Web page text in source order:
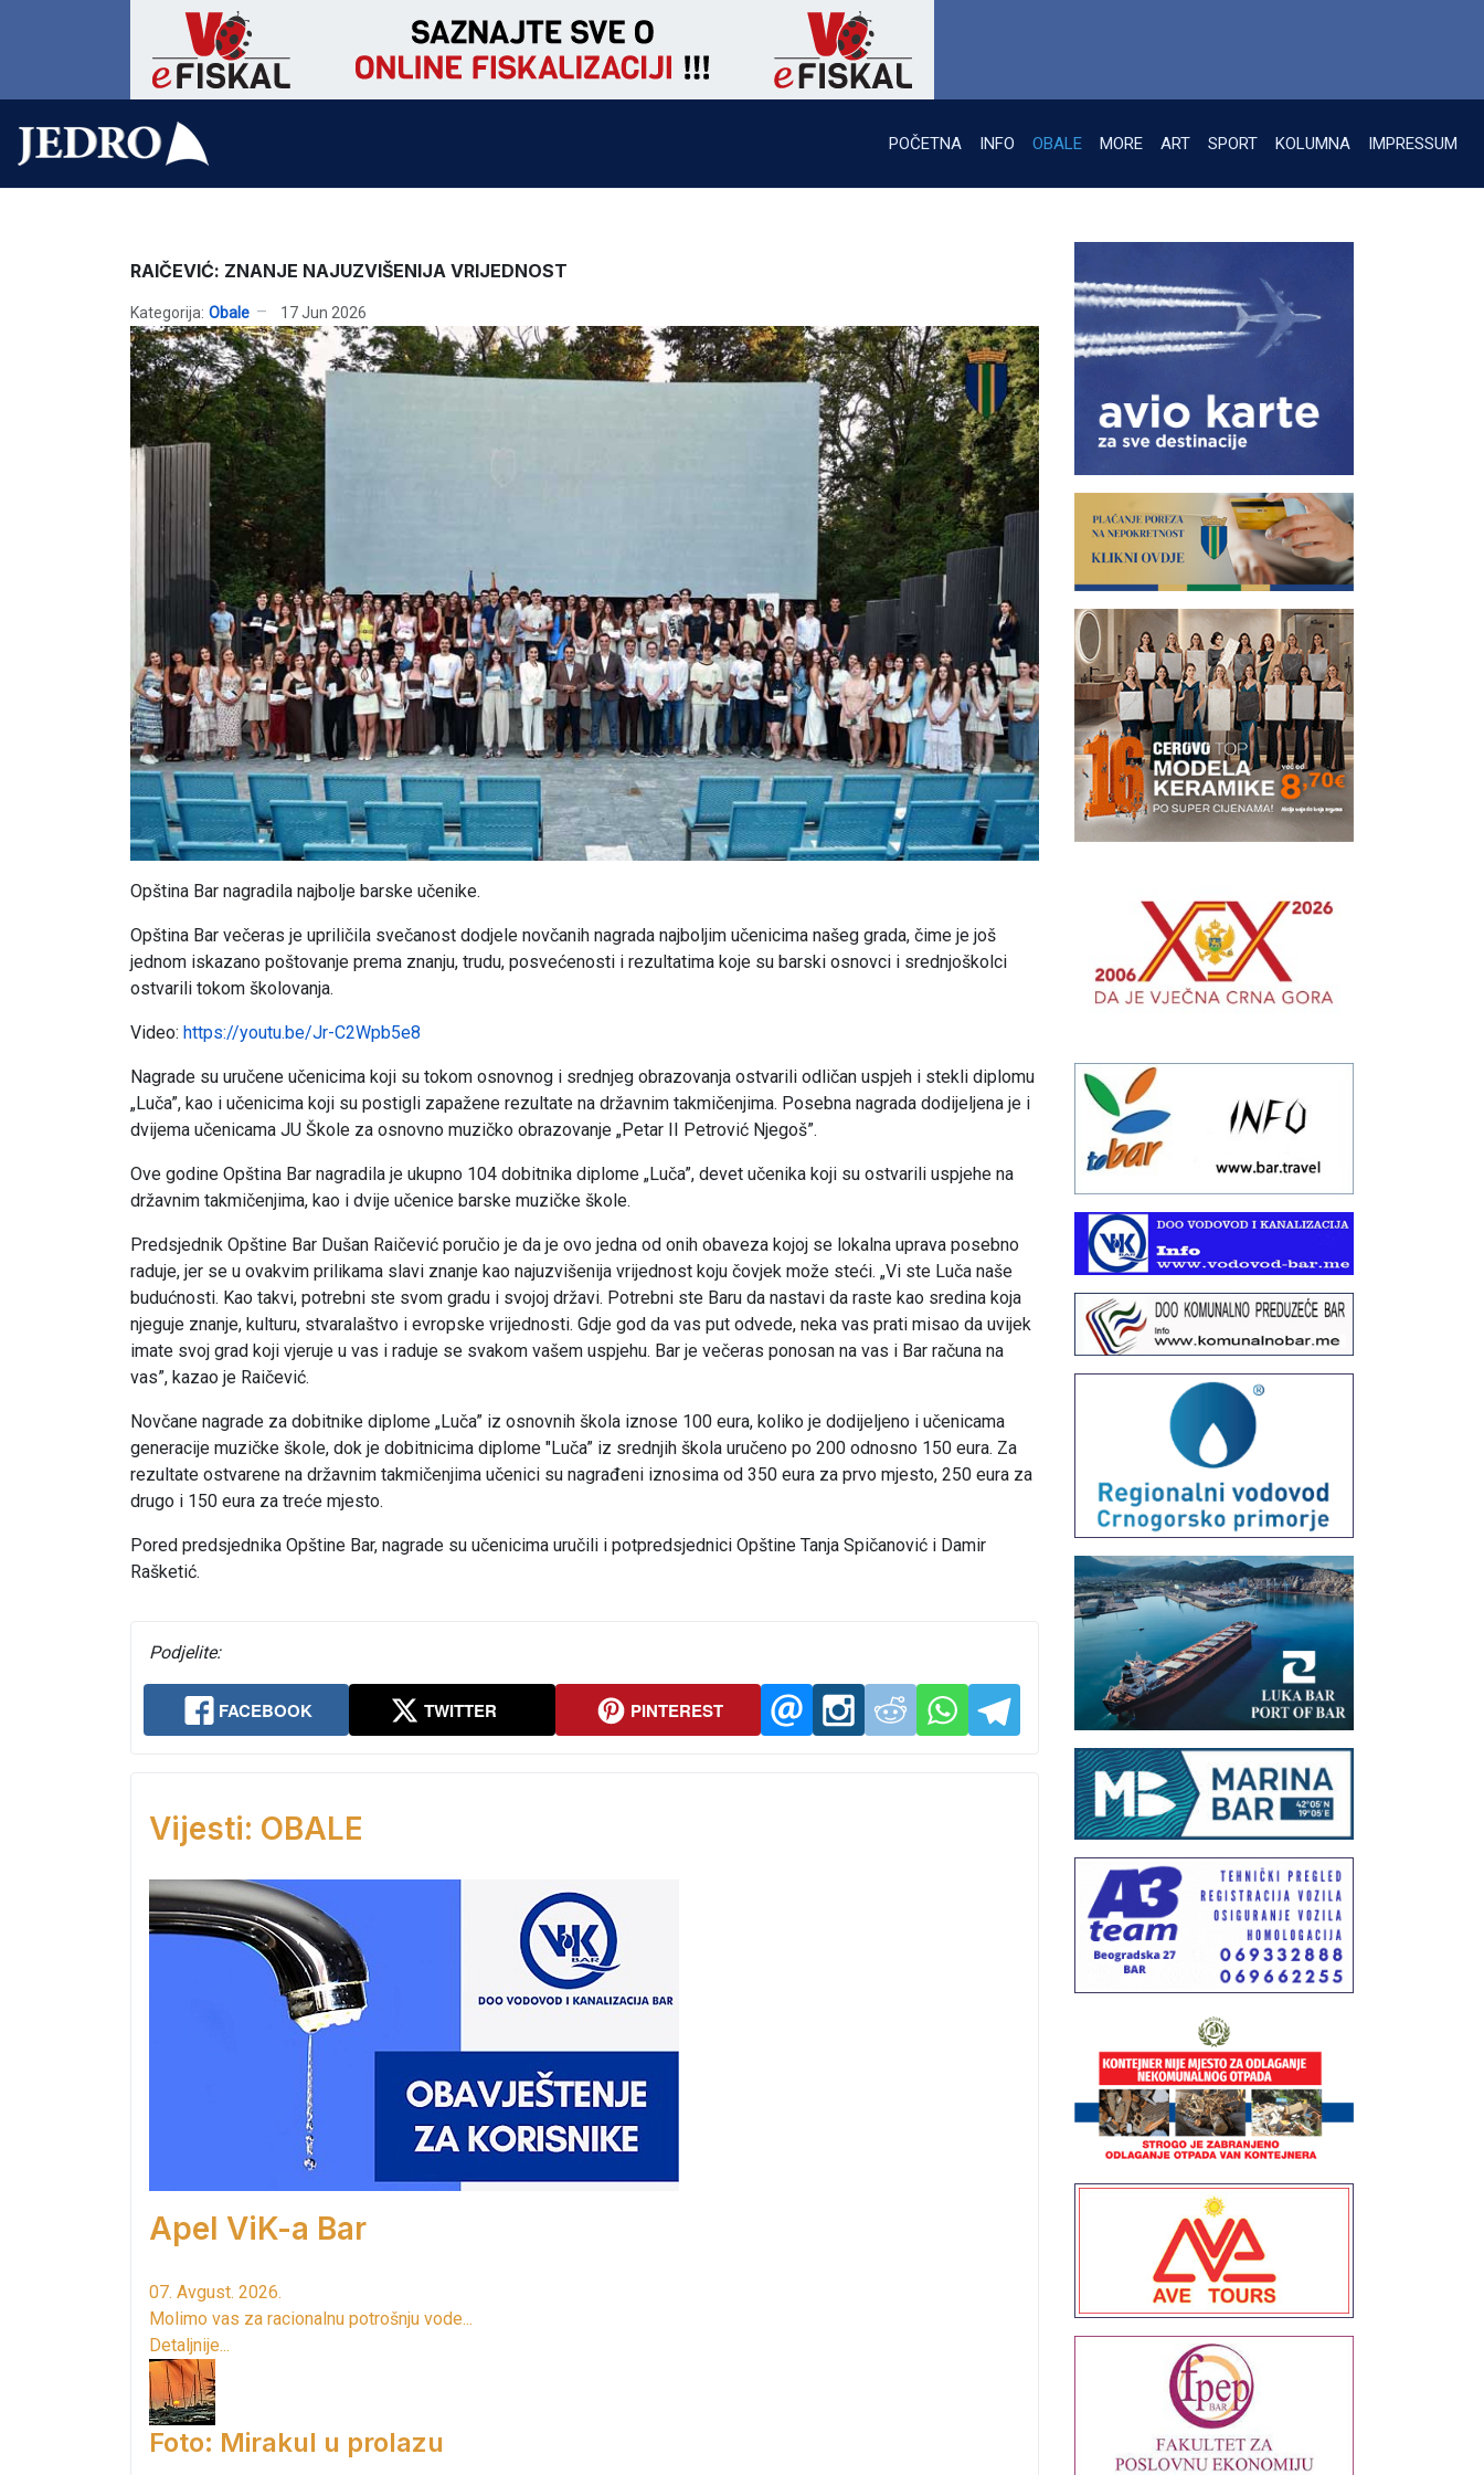
POČETNA INFO OBALE MORE ART SPORT KOLUMNA IMPRESSUM
RAIČEVIĆ: ZNANJE NAJUZVIŠENIJA VRIJEDNOST
Kategorija: Obale 17 Jun 2026
Opština Bar nagradila najbolje barske učenike.
Opština Bar večeras je upriličila svečanost dodjele novčanih nagrada najboljim učenicima našeg grada, čime je još
jednom iskazano poštovanje prema znanju, trudu, posvećenosti i rezultatima koje su barski osnovci i srednjoškolci
ostvarili tokom školovanja.
Video: https://youtu.be/Jr-C2Wpb5e8
Nagrade su uručene učenicima koji su tokom osnovnog i srednjeg obrazovanja ostvarili odličan uspjeh i stekli diplomu
„Luča”, kao i učenicima koji su postigli zapažene rezultate na državnim takmičenjima. Posebna nagrada dodijeljena je i
dvijema učenicama JU Škole za osnovno muzičko obrazovanje „Petar II Petrović Njegoš”.
Ove godine Opština Bar nagradila je ukupno 104 dobitnika diplome „Luča”, devet učenika koji su ostvarili uspjehe na
državnim takmičenjima, kao i dvije učenice barske muzičke škole.
Predsjednik Opštine Bar Dušan Raičević poručio je da je ovo jedna od onih obaveza kojoj se lokalna uprava posebno
raduje, jer se u ovakvim prilikama slavi znanje kao najuzvišenija vrijednost koju čovjek može steći. „Vi ste Luča naše
budućnosti. Kao takvi, potrebni ste svom gradu i svojoj državi. Potrebni ste Baru da nastavi da raste kao sredina koja
njeguje znanje, kulturu, stvaralaštvo i evropske vrijednosti. Gdje god da vas put odvede, neka vas prati misao da uvijek
imate svoj grad koji vjeruje u vas i raduje se svakom vašem uspjehu. Bar je večeras ponosan na vas i Bar računa na
vas”, kazao je Raičević.
Novčane nagrade za dobitnike diplome „Luča” iz osnovnih škola iznose 100 eura, koliko je dodijeljeno i učenicama
generacije muzičke škole, dok je dobitnicima diplome "Luča” iz srednjih škola uručeno po 200 odnosno 150 eura. Za
rezultate ostvarene na državnim takmičenjima učenici su nagrađeni iznosima od 350 eura za prvo mjesto, 250 eura za
drugo i 150 eura za treće mjesto.
Pored predsjednika Opštine Bar, nagrade su učenicima uručili i potpredsjednici Opštine Tanja Spičanović i Damir
Rašketić.
Podjelite:
FACEBOOK TWITTER PINTEREST
Vijesti: OBALE
Apel ViK-a Bar
07. Avgust. 2026.
Molimo vas za racionalnu potrošnju vode...
Detaljnije...
Foto: Mirakul u prolazu